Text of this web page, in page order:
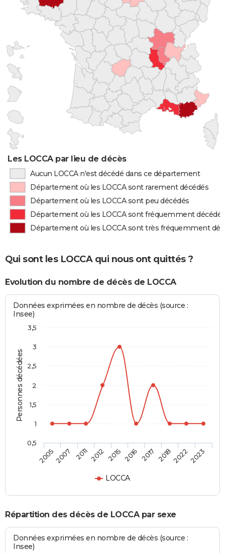
Les LOCCA par lieu de décès
Aucun LOCCA n'est décédé dans ce département
Département où les LOCCA sont rarement décédés
Département où les LOCCA sont peu décédés
Département où les LOCCA sont fréquemment décédés
Département où les LOCCA sont très fréquemment
Qui sont les LOCCA qui nous ont quittés ?
Evolution du nombre de décès de LOCCA
Personnes décédées
Données exprimées en nombre de décès (source :
Insee)
LOCCA
20052007 2011 2012 2015 2016 2017 201820222023
0,5
1
1,5
2
2,5
3
3,5
Répartition des décès de LOCCA par sexe
Données exprimées en nombre de décès (source :
Insee)